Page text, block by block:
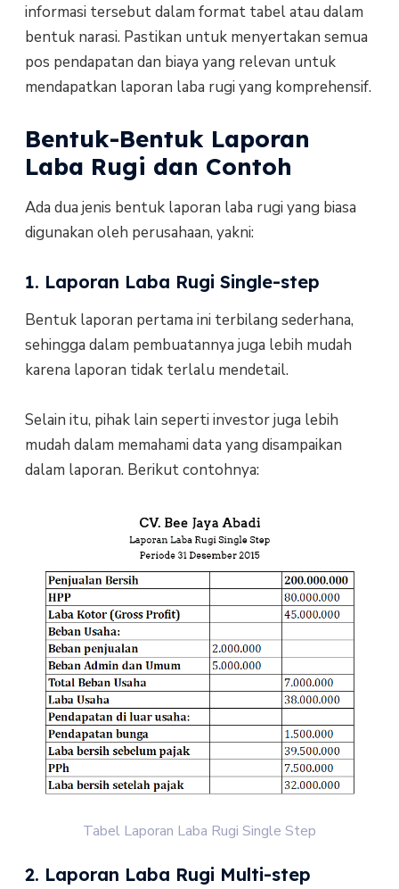
informasi tersebut dalam format tabel atau dalam
bentuk narasi. Pastikan untuk menyertakan semua
pos pendapatan dan biaya yang relevan untuk
mendapatkan laporan laba rugi yang komprehensif.
Bentuk-Bentuk Laporan
Laba Rugi dan Contoh
Ada dua jenis bentuk laporan laba rugi yang biasa
digunakan oleh perusahaan, yakni:
1. Laporan Laba Rugi Single-step
Bentuk laporan pertama ini terbilang sederhana,
sehingga dalam pembuatannya juga lebih mudah
karena laporan tidak terlalu mendetail.
Selain itu, pihak lain seperti investor juga lebih
mudah dalam memahami data yang disampaikan
dalam laporan. Berikut contohnya:
Tabel Laporan Laba Rugi Single Step
2. Laporan Laba Rugi Multi-step